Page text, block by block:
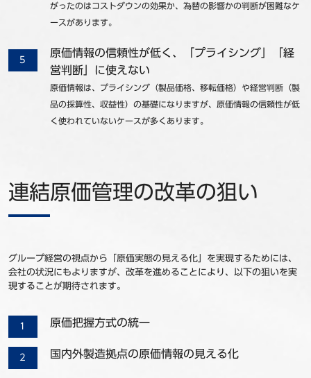
がったのはコストダウンの効果か、為替の影響かの判断が困難なケ
ースがあります。
原価情報の信頼性が低く、「プライシング」「経
営判断」に使えない
原価情報は、プライシング（製品価格、移転価格）や経営判断（製
品の採算性、収益性）の基礎になりますが、原価情報の信頼性が低
く使われていないケースが多くあります。
連結原価管理の改革の狙い
グループ経営の視点から「原価実態の見える化」を実現するためには、
会社の状況にもよりますが、改革を進めることにより、以下の狙いを実
現することが期待されます。
原価把握方式の統一
国内外製造拠点の原価情報の見える化